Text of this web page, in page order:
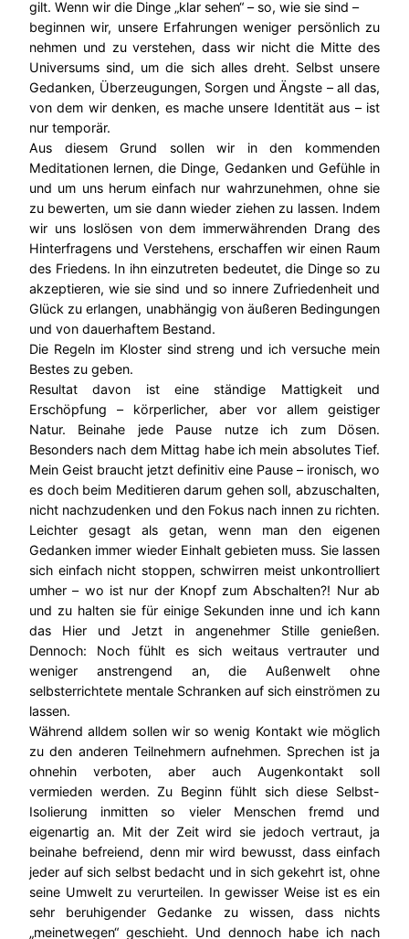
gilt. Wenn wir die Dinge „klar sehen“ – so, wie sie sind –
beginnen wir, unsere Erfahrungen weniger persönlich zu
nehmen und zu verstehen, dass wir nicht die Mitte des
Universums sind, um die sich alles dreht. Selbst unsere
Gedanken, Überzeugungen, Sorgen und Ängste – all das,
von dem wir denken, es mache unsere Identität aus – ist
nur temporär.
Aus diesem Grund sollen wir in den kommenden
Meditationen lernen, die Dinge, Gedanken und Gefühle in
und um uns herum einfach nur wahrzunehmen, ohne sie
zu bewerten, um sie dann wieder ziehen zu lassen. Indem
wir uns loslösen von dem immerwährenden Drang des
Hinterfragens und Verstehens, erschaffen wir einen Raum
des Friedens. In ihn einzutreten bedeutet, die Dinge so zu
akzeptieren, wie sie sind und so innere Zufriedenheit und
Glück zu erlangen, unabhängig von äußeren Bedingungen
und von dauerhaftem Bestand.
Die Regeln im Kloster sind streng und ich versuche mein
Bestes zu geben.
Resultat davon ist eine ständige Mattigkeit und
Erschöpfung – körperlicher, aber vor allem geistiger
Natur. Beinahe jede Pause nutze ich zum Dösen.
Besonders nach dem Mittag habe ich mein absolutes Tief.
Mein Geist braucht jetzt definitiv eine Pause – ironisch, wo
es doch beim Meditieren darum gehen soll, abzuschalten,
nicht nachzudenken und den Fokus nach innen zu richten.
Leichter gesagt als getan, wenn man den eigenen
Gedanken immer wieder Einhalt gebieten muss. Sie lassen
sich einfach nicht stoppen, schwirren meist unkontrolliert
umher – wo ist nur der Knopf zum Abschalten?! Nur ab
und zu halten sie für einige Sekunden inne und ich kann
das Hier und Jetzt in angenehmer Stille genießen.
Dennoch: Noch fühlt es sich weitaus vertrauter und
weniger anstrengend an, die Außenwelt ohne
selbsterrichtete mentale Schranken auf sich einströmen zu
lassen.
Während alldem sollen wir so wenig Kontakt wie möglich
zu den anderen Teilnehmern aufnehmen. Sprechen ist ja
ohnehin verboten, aber auch Augenkontakt soll
vermieden werden. Zu Beginn fühlt sich diese Selbst-
Isolierung inmitten so vieler Menschen fremd und
eigenartig an. Mit der Zeit wird sie jedoch vertraut, ja
beinahe befreiend, denn mir wird bewusst, dass einfach
jeder auf sich selbst bedacht und in sich gekehrt ist, ohne
seine Umwelt zu verurteilen. In gewisser Weise ist es ein
sehr beruhigender Gedanke zu wissen, dass nichts
„meinetwegen“ geschieht. Und dennoch habe ich nach